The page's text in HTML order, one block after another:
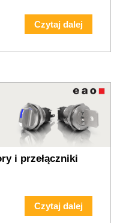
Czytaj dalej
i przełączniki
Czytaj dalej